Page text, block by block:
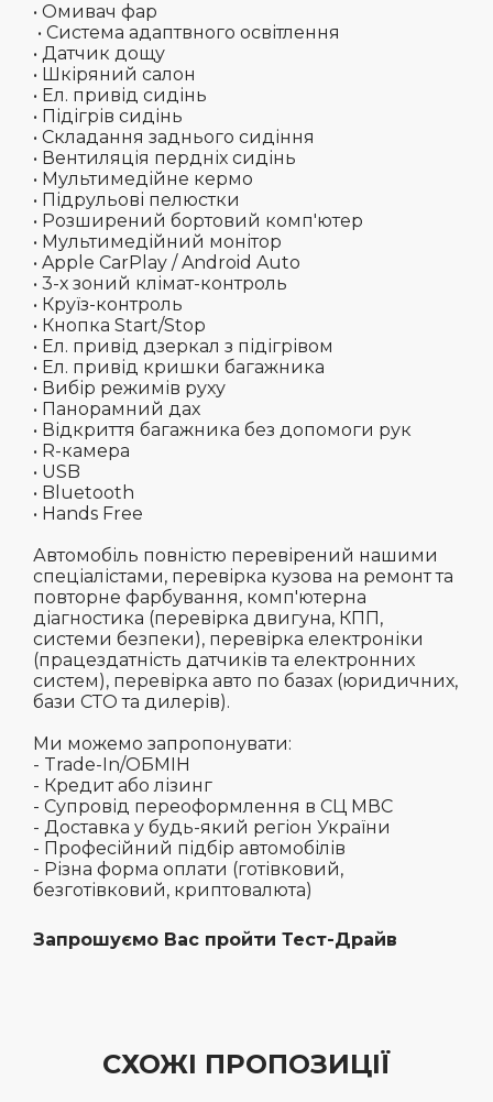
• Омивач фар
• Система адаптвного освітлення
• Датчик дощу
• Шкіряний салон
• Ел. привід сидінь
• Підігрів сидінь
• Складання заднього сидіння
• Вентиляція пердніх сидінь
• Мультимедійне кермо
• Підрульові пелюстки
• Розширений бортовий комп'ютер
• Мультимедійний монітор
• Apple CarPlay / Android Auto
• 3-х зоний клімат-контроль
• Круїз-контроль
• Кнопка Start/Stop
• Ел. привід дзеркал з підігрівом
• Ел. привід кришки багажника
• Вибір режимів руху
• Панорамний дах
• Відкриття багажника без допомоги рук
• R-камера
• USB
• Bluetooth
• Hands Free
Автомобіль повністю перевірений нашими
спеціалістами, перевірка кузова на ремонт та
повторне фарбування, комп'ютерна
діагностика (перевірка двигуна, КПП,
системи безпеки), перевірка електроніки
(працездатність датчиків та електронних
систем), перевірка авто по базах (юридичних,
бази СТО та дилерів).
Ми можемо запропонувати:
- Trade-In/ОБМІН
- Кредит або лізинг
- Супровід переоформлення в СЦ МВС
- Доставка у будь-який регіон України
- Професійний підбір автомобілів
- Різна форма оплати (готівковий,
безготівковий, криптовалюта)
Запрошуємо Вас пройти Тест-Драйв
СХОЖІ ПРОПОЗИЦІЇ